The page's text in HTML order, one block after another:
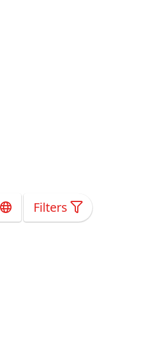
Filters